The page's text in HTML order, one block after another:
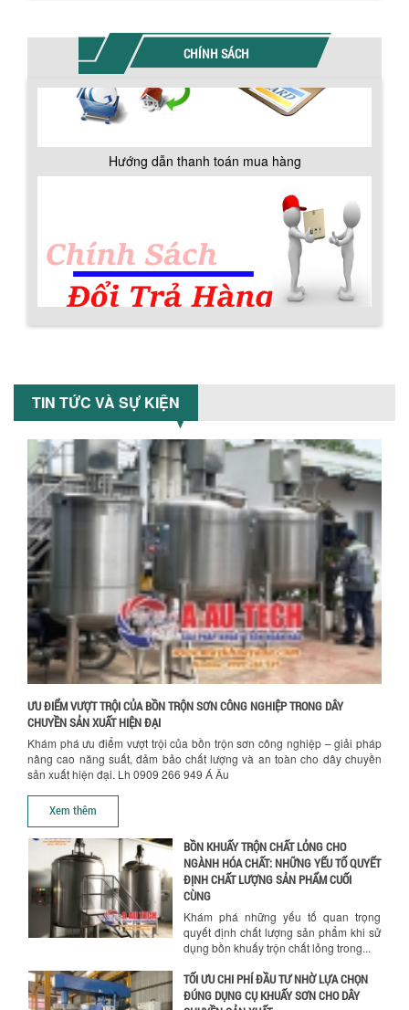
CHÍNH SÁCH
Hướng dẫn thanh toán mua hàng
Chính sách bảo hành
TIN TỨC VÀ SỰ KIỆN
ƯU ĐIỂM VƯỢT TRỘI CỦA BỒN TRỘN SƠN CÔNG NGHIỆP TRONG DÂY
CHUYỀN SẢN XUẤT HIỆN ĐẠI
Khám phá ưu điểm vượt trội của bồn trộn sơn công nghiệp – giải pháp
nâng cao năng suất, đảm bảo chất lượng và an toàn cho dây chuyền
sản xuất hiện đại. Lh 0909 266 949 Á Âu
Xem thêm
Máy trộn bột khô 500kg được thiết kế
thân bồn nằm ngang, với cánh trộn bột
Máy trộn bột khô 200kg được gia công
sản xuất tại công ty Á Âu. Máy dùng
trộn các loại bột khô trong các ngành...
VÌ SAO DOANH NGHIỆP NÊN CHỌN MÁY
NGHIỀN MÀU SƠN Á ÂU?
Khám phá lý do doanh nghiệp nên
chọn máy nghiền màu sơn Á Âu: hiệu
CÔNG NGHIỆP GIẢM SỐC
công nghiệp giảm sốc lên đến 20%.
Tiết kiệm chi phí, nhận ngay máy
khuấy...
TỐI ƯU CHI PHÍ SẢN XUẤT VỚI MÁY TRỘN
SƠN CÔNG NGHIỆP HIỆN ĐẠI
Khám phá cách máy trộn sơn công
nghiệp giúp doanh nghiệp tiết kiệm
nguyên liệu, nhân công và chi phí vận
NHỮNG TIÊU CHÍ QUAN TRỌNG KHI LỰA
CHỌN MÁY KHUẤY TRỘN HÓA CHẤT CHO
NHÀ MÁY
Khám phá những tiêu chí quan trọng
giúp doanh nghiệp lựa chọn máy khuấy
trộn hóa chất phù hợp. Từ máy khuấy
hóa...
BỒN KHUẤY SƠN: VẬT LIỆU, DUNG TÍCH VÀ
CÔNG SUẤT KHUẤY
Khám phá các yếu tố quan trọng khi
BỒN KHUẤY TRỘN CHẤT LỎNG CHO
NGÀNH HÓA CHẤT: NHỮNG YẾU TỐ QUYẾT
ĐỊNH CHẤT LƯỢNG SẢN PHẨM CUỐI
CÙNG
Khám phá những yếu tố quan trọng
quyết định chất lượng sản phẩm khi sử
dụng bồn khuấy trộn chất lỏng trong...
TỐI ƯU CHI PHÍ ĐẦU TƯ NHỜ LỰA CHỌN
ĐÚNG DỤNG CỤ KHUẤY SƠN CHO DÂY